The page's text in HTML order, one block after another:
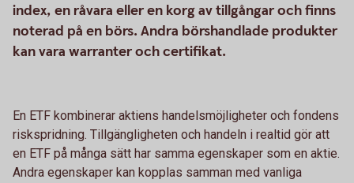
index, en råvara eller en korg av tillgångar och finns
noterad på en börs. Andra börshandlade produkter
kan vara warranter och certifikat.
En ETF kombinerar aktiens handelsmöjligheter och fondens
riskspridning. Tillgängligheten och handeln i realtid gör att
en ETF på många sätt har samma egenskaper som en aktie.
Andra egenskaper kan kopplas samman med vanliga